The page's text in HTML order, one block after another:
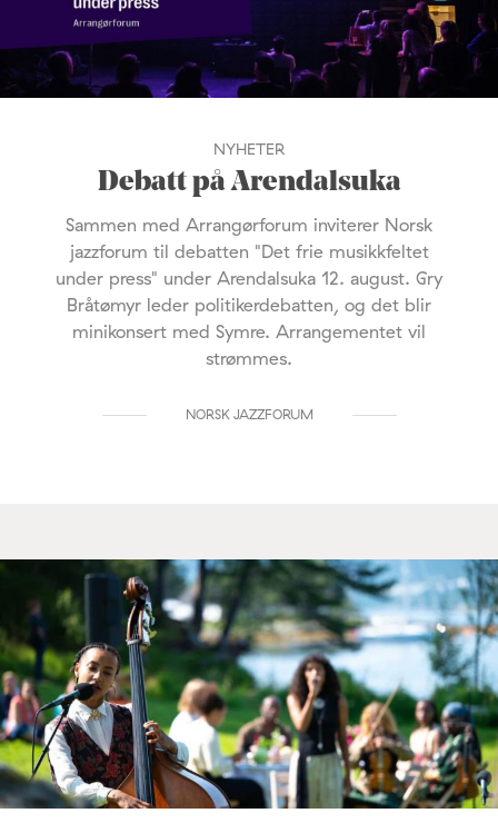
NYHETER
Debatt på Arendalsuka
Sammen med Arrangørforum inviterer Norsk
jazzforum til debatten "Det frie musikkfeltet
under press" under Arendalsuka 12. august. Gry
Bråtømyr leder politikerdebatten, og det blir
minikonsert med Symre. Arrangementet vil
strømmes.
NORSK JAZZFORUM